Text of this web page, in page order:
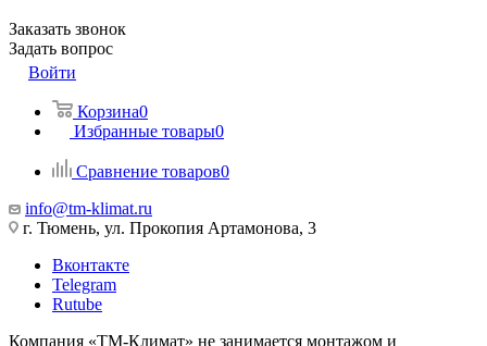
Заказать звонок
Задать вопрос
Войти
Корзина0
Избранные товары0
Сравнение товаров0
info@tm-klimat.ru
г. Тюмень, ул. Прокопия Артамонова, 3
Вконтакте
Telegram
Rutube
Компания «ТМ-Климат» не занимается монтажом и